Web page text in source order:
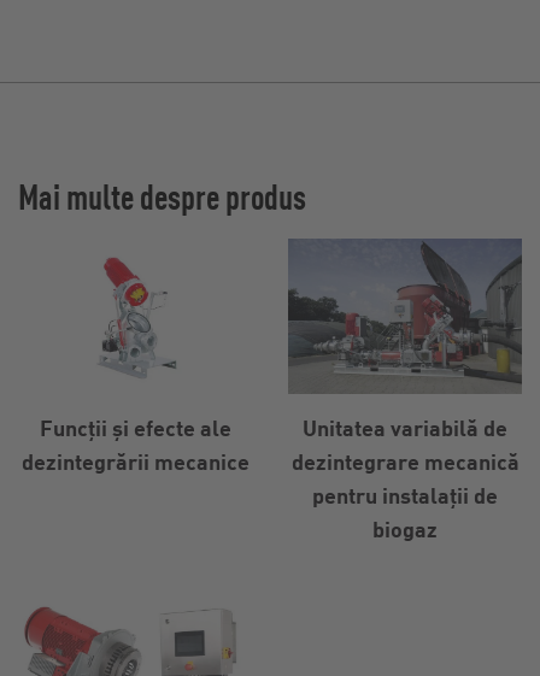
Mai multe despre produs
Funcții și efecte ale
dezintegrării mecanice
Unitatea variabilă de
dezintegrare mecanică
pentru instalații de
biogaz